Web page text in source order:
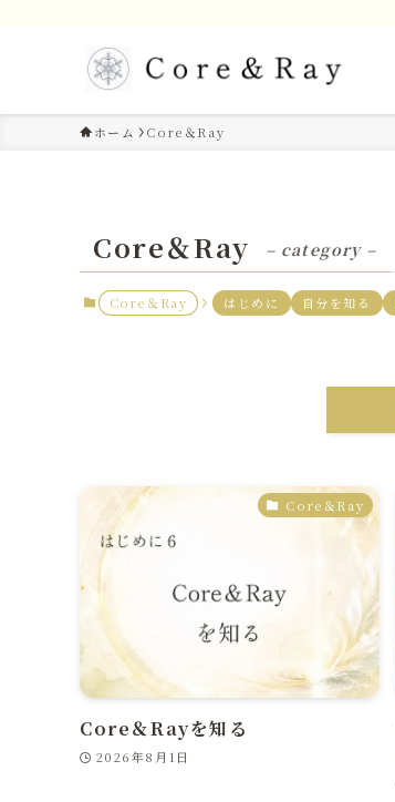
ホーム Core＆Ray
Core＆Ray – category –
Core＆Ray はじめに 自分を知る
Core＆Ray
Core＆Rayを知る
2026年8月1日